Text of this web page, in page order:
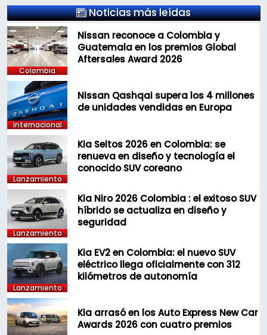
Noticias más leídas
Colombia
Nissan reconoce a Colombia y
Guatemala en los premios Global
Aftersales Award 2026
Internacional
Nissan Qashqai supera los 4 millones
de unidades vendidas en Europa
Lanzamiento
Kia Seltos 2026 en Colombia: se
renueva en diseño y tecnología el
conocido SUV coreano
Lanzamiento
Kia Niro 2026 Colombia : el exitoso SUV
híbrido se actualiza en diseño y
seguridad
Lanzamiento
Kia EV2 en Colombia: el nuevo SUV
eléctrico llega oficialmente con 312
kilómetros de autonomía
Kia arrasó en los Auto Express New Car
Awards 2026 con cuatro premios